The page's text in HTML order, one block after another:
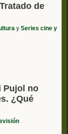
de
y Series cine y
Pujol no
¿Qué